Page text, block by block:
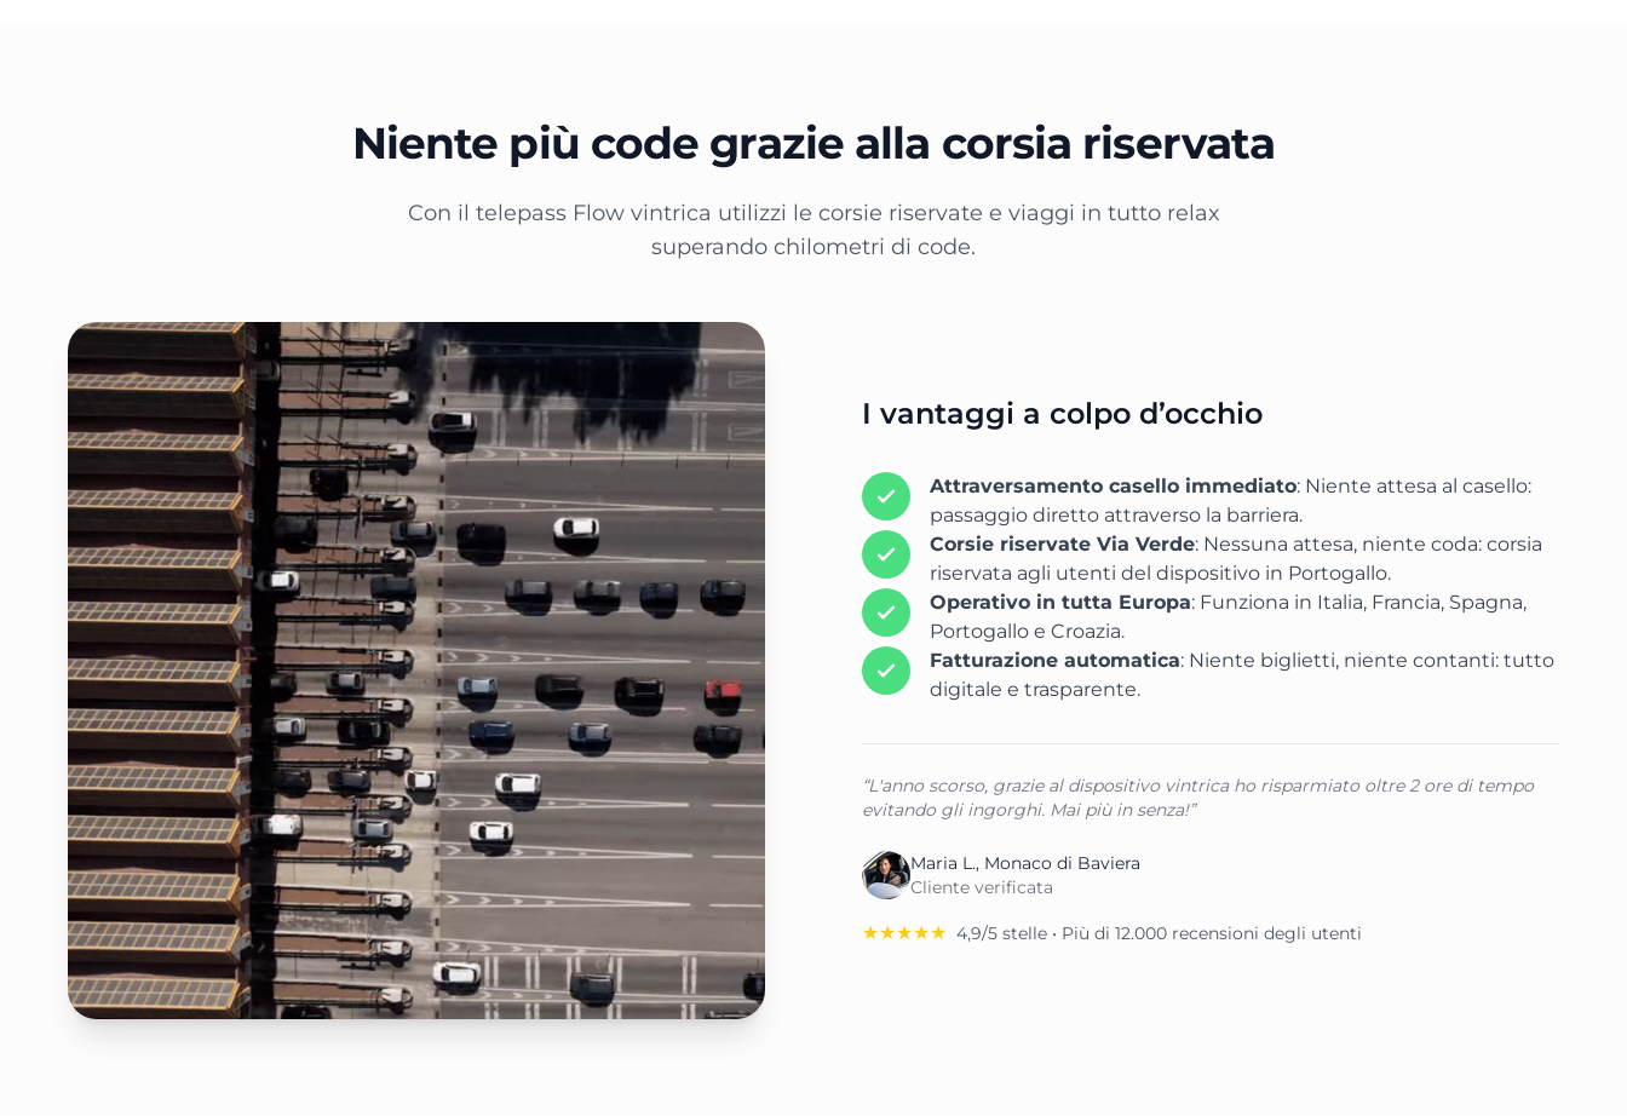
Niente più code grazie alla corsia riservata
Con il telepass Flow vintrica utilizzi le corsie riservate e viaggi in tutto relax
superando chilometri di code.
I vantaggi a colpo d’occhio
Attraversamento casello immediato: Niente attesa al casello:
passaggio diretto attraverso la barriera.
Corsie riservate Via Verde: Nessuna attesa, niente coda: corsia
riservata agli utenti del dispositivo in Portogallo.
Operativo in tutta Europa: Funziona in Italia, Francia, Spagna,
Portogallo e Croazia.
Fatturazione automatica: Niente biglietti, niente contanti: tutto
digitale e trasparente.
“L'anno scorso, grazie al dispositivo vintrica ho risparmiato oltre 2 ore di tempo
evitando gli ingorghi. Mai più in senza!”
Maria L., Monaco di Baviera
Cliente verificata
★★★★★ 4,9/5 stelle • Più di 12.000 recensioni degli utenti